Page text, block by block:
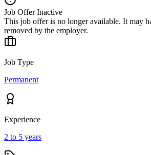
Job Offer Inactive
This job offer is no longer available. It may
removed by the employer.
Job Type
Permanent
Experience
2 to 5 years